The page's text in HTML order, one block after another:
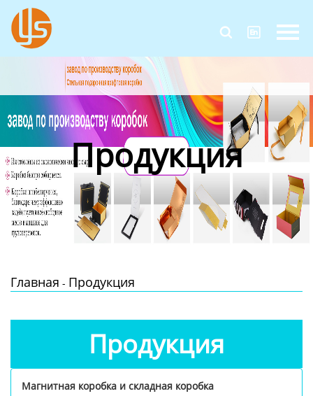
 
Главная
Продукция
О Нас
Контакты Продукция
Главная - Продукция
Продукция
Магнитная коробка и складная коробка